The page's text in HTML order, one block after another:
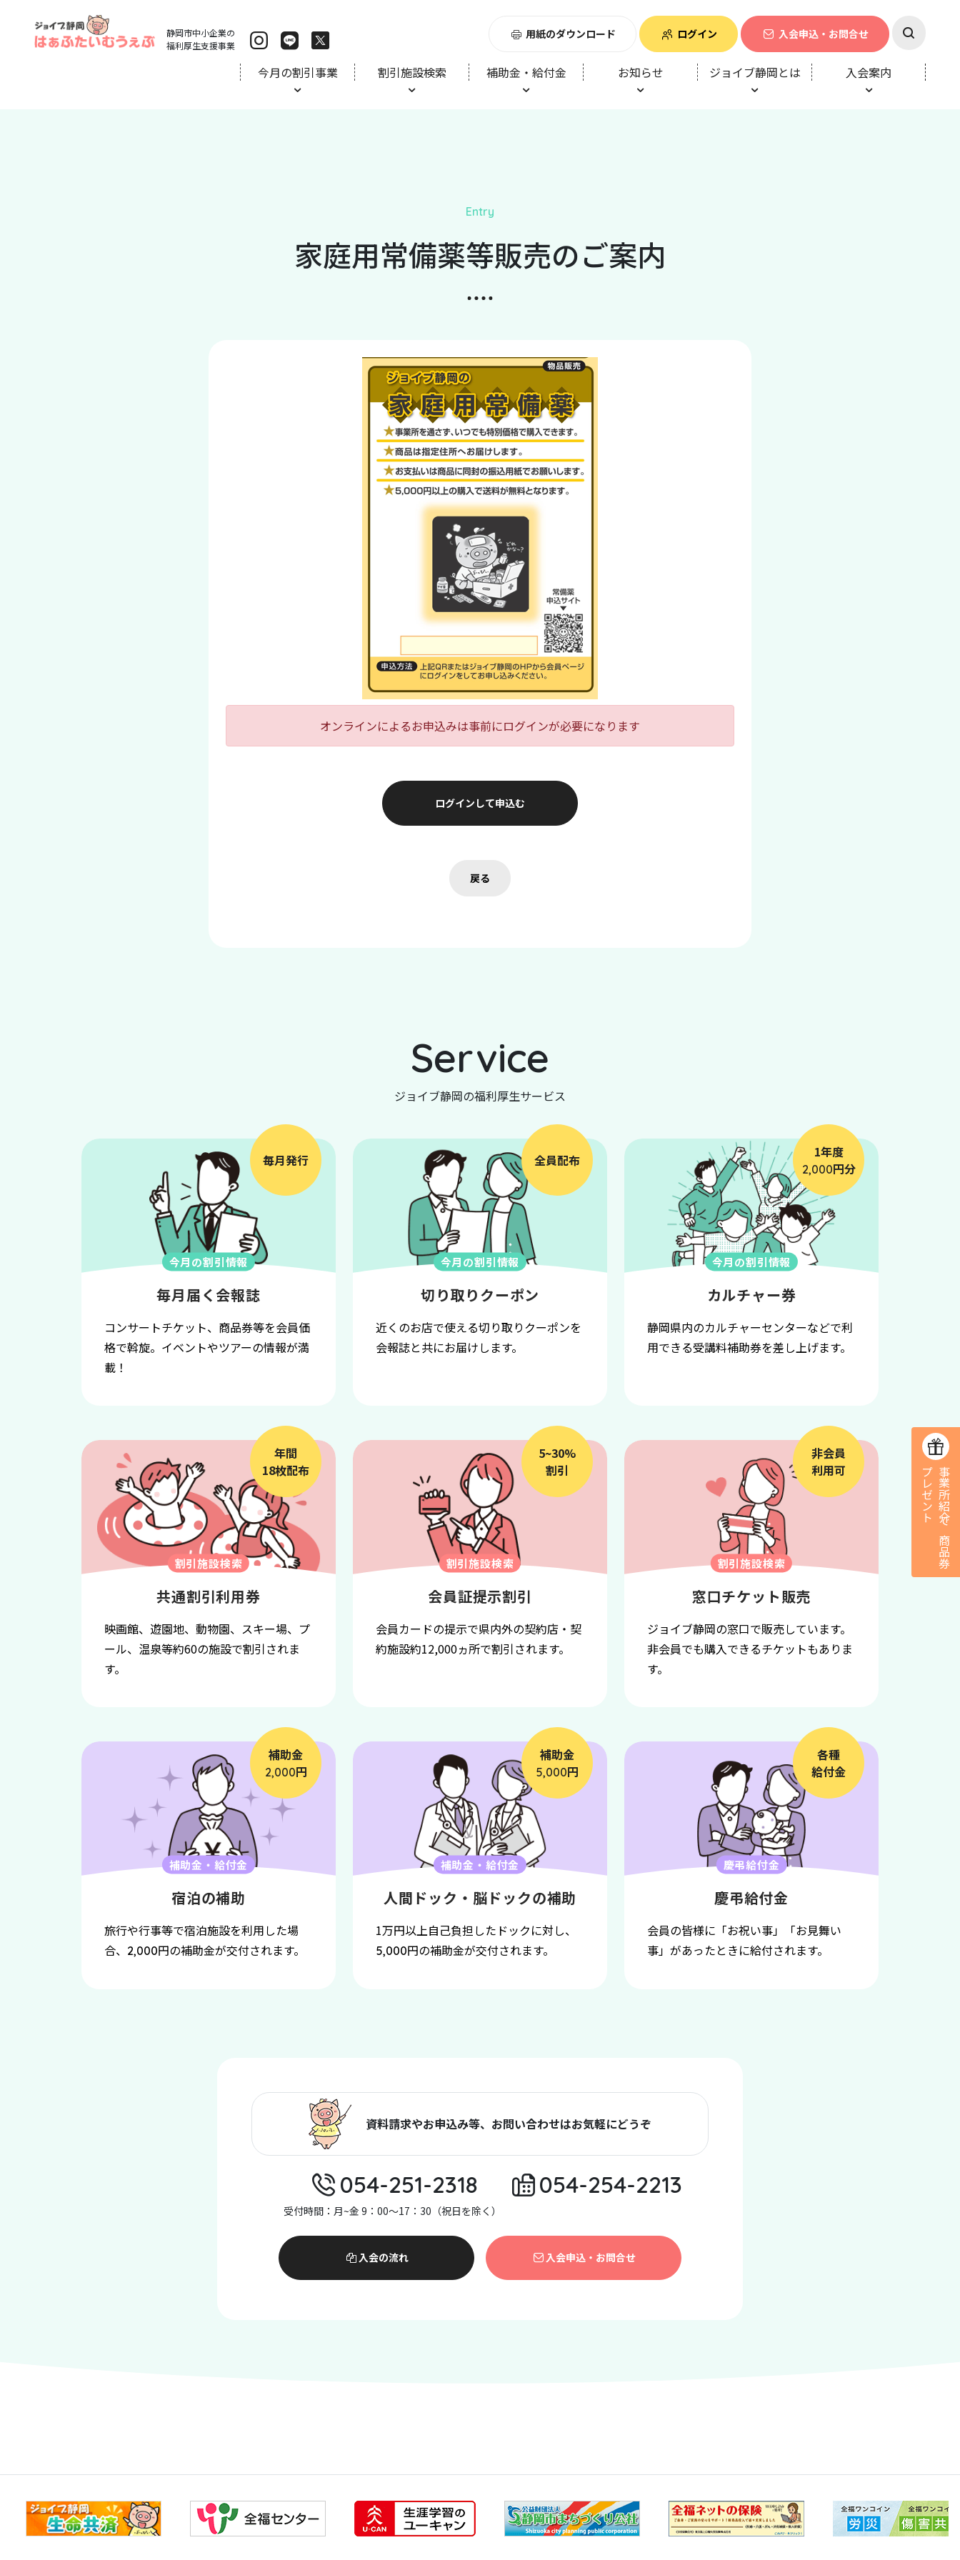
静岡市中小企業の
福利厚生支援事業
用紙のダウンロード ログイン 入会申込・お問合せ
今月の割引事業 割引施設検索 補助金・給付金 お知らせ ジョイブ静岡とは 入会案内
Entry
家庭用常備薬等販売のご案内
オンラインによるお申込みは事前にログインが必要になります
ログインして申込む
戻る
Service
ジョイブ静岡の福利厚生サービス
毎月発行
今月の割引情報
毎月届く会報誌
コンサートチケット、商品券等を会員価
格で斡旋。イベントやツアーの情報が満
載！
全員配布
今月の割引情報
切り取りクーポン
近くのお店で使える切り取りクーポンを
会報誌と共にお届けします。
1年度
2,000円分
今月の割引情報
カルチャー券
静岡県内のカルチャーセンターなどで利
用できる受講料補助券を差し上げます。
年間
18枚配布
割引施設検索
共通割引利用券
映画館、遊園地、動物園、スキー場、プ
ール、温泉等約60の施設で割引されま
す。
5~30%
割引
割引施設検索
会員証提示割引
会員カードの提示で県内外の契約店・契
約施設約12,000ヵ所で割引されます。
非会員
利用可
割引施設検索
窓口チケット販売
ジョイブ静岡の窓口で販売しています。
非会員でも購入できるチケットもありま
す。
補助金
2,000円
補助金・給付金
宿泊の補助
旅行や行事等で宿泊施設を利用した場
合、 2,000円の補助金が交付されます。
補助金
5,000円
補助金・給付金
人間ドック・脳ドックの補助
1万円以上自己負担したドックに対し、
5,000円の補助金が交付されます。
各種
給付金
慶弔給付金
慶弔給付金
会員の皆様に「お祝い事」「お見舞い
事」があったときに給付されます。
資料請求やお申込み等、お問い合わせはお気軽にどうぞ
054-251-2318
受付時間：月~金 9：00～17：30（祝日を除く）
054-254-2213
入会の流れ 入会申込・お問合せ
事業所紹介で
商
品
券
プ
レ
ゼ
ン
ト